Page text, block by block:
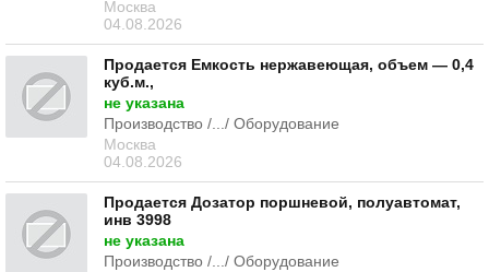
Москва
04.08.2026
Продается Емкость нержавеющая, объем — 0,4
куб.м.,
не указана
Производство /.../ Оборудование
Москва
04.08.2026
Продается Дозатор поршневой, полуавтомат,
инв 3998
не указана
Производство /.../ Оборудование